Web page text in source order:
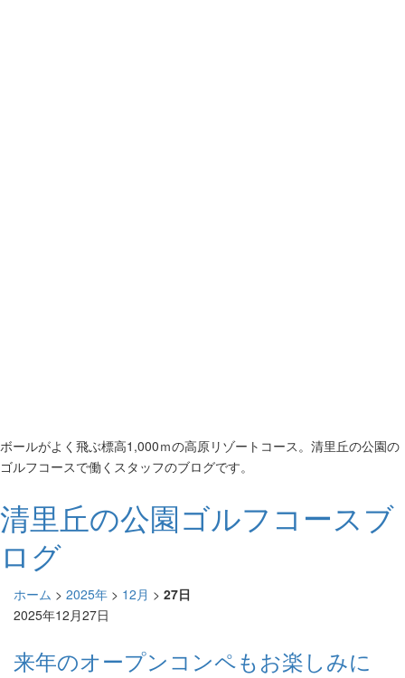
ボールがよく飛ぶ標高1,000ｍの高原リゾートコース。清里丘の公園の
ゴルフコースで働くスタッフのブログです。
清里丘の公園ゴルフコースブ
ログ
ホーム > 2025年 > 12月 > 27日
2025年12月27日
来年のオープンコンペもお楽しみに